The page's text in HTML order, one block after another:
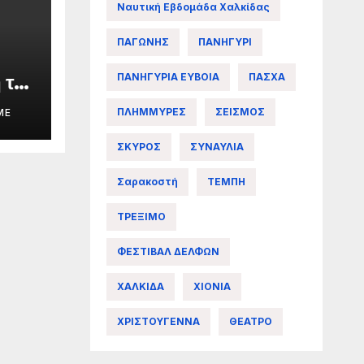
Ναυτική Εβδομάδα Χαλκίδας
ΠΑΓΩΝΗΣ ΠΑΝΗΓΥΡΙ
ΠΑΝΗΓΥΡΙΑ ΕΥΒΟΙΑ ΠΑΣΧΑ
ΠΛΗΜΜΥΡΕΣ ΣΕΙΣΜΟΣ
ΣΚΥΡΟΣ ΣΥΝΑΥΛΙΑ
Σαρακοστή ΤΕΜΠΗ
ΤΡΕΞΙΜΟ
ΦΕΣΤΙΒΑΛ ΔΕΛΦΩΝ
ΧΑΛΚΙΔΑ ΧΙΟΝΙΑ
ΧΡΙΣΤΟΥΓΕΝΝΑ ΘΕΑΤΡΟ